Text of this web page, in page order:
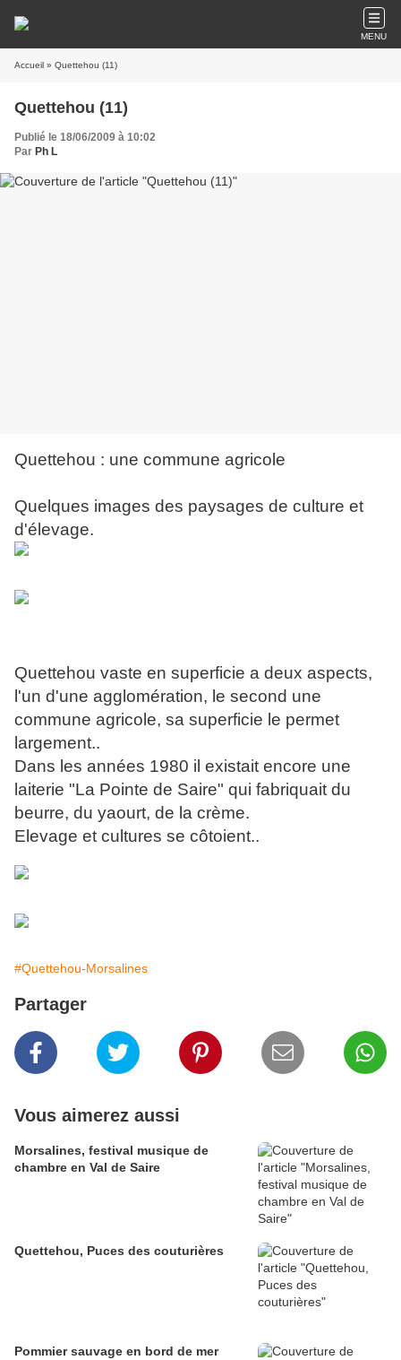
MENU
Accueil » Quettehou (11)
Quettehou (11)
Publié le 18/06/2009 à 10:02
Par Ph L
Quettehou : une commune agricole
Quelques images des paysages de culture et
d'élevage.
Quettehou vaste en superficie a deux aspects,
l'un d'une agglomération, le second une
commune agricole, sa superficie le permet
largement..
Dans les années 1980 il existait encore une
laiterie "La Pointe de Saire" qui fabriquait du
beurre, du yaourt, de la crème.
Elevage et cultures se côtoient..
#Quettehou-Morsalines
Partager
Vous aimerez aussi
Morsalines, festival musique de
chambre en Val de Saire
Quettehou, Puces des couturières
Pommier sauvage en bord de mer